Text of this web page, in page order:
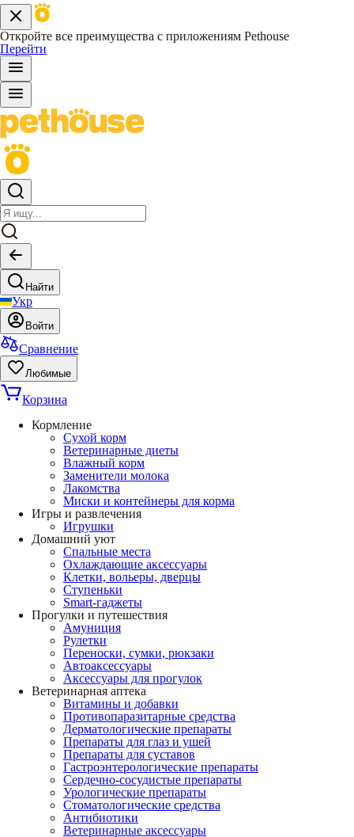
Откройте все преимущества с приложениям Pethouse
Перейти
Найти
Укр
Войти
Сравнение
Любимые
Корзина
Кормление
Сухой корм
Ветеринарные диеты
Влажный корм
Заменители молока
Лакомства
Миски и контейнеры для корма
Игры и развлечения
Игрушки
Домашний уют
Спальные места
Охлаждающие аксессуары
Клетки, вольеры, дверцы
Ступеньки
Smart-гаджеты
Прогулки и путешествия
Амуниция
Рулетки
Переноски, сумки, рюкзаки
Автоаксессуары
Аксессуары для прогулок
Ветеринарная аптека
Витамины и добавки
Противопаразитарные средства
Дерматологические препараты
Препараты для глаз и ушей
Препараты для суставов
Гастроэнтерологические препараты
Сердечно-сосудистые препараты
Урологические препараты
Стоматологические средства
Антибиотики
Ветеринарные аксессуары